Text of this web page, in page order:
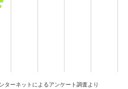
ターネットによるアンケート調査より